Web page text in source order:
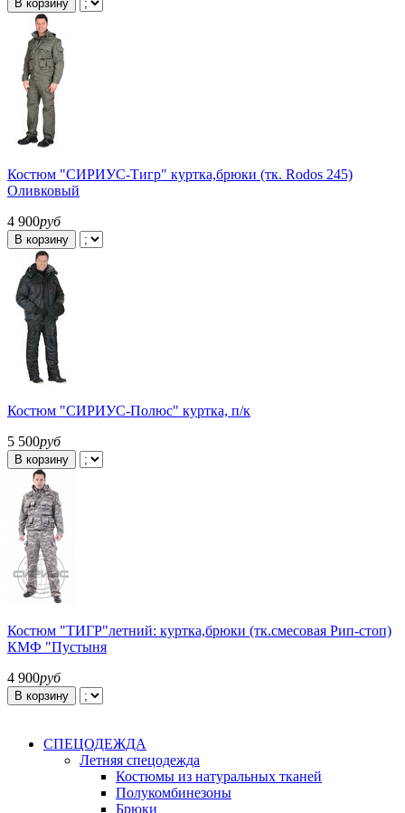
В корзину
Костюм "СИРИУС-Тигр" куртка,брюки (тк. Rodos 245)
Оливковый
4 900руб
В корзину
Костюм "СИРИУС-Полюс" куртка, п/к
5 500руб
В корзину
Костюм "ТИГР"летний: куртка,брюки (тк.смесовая Рип-стоп)
КМФ "Пустыня
4 900руб
В корзину
СПЕЦОДЕЖДА
Летняя спецодежда
Костюмы из натуральных тканей
Полукомбинезоны
Брюки